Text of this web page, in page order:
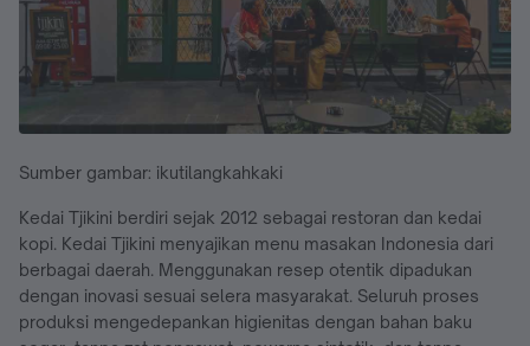
Sumber gambar: ikutilangkahkaki
Kedai Tjikini berdiri sejak 2012 sebagai restoran dan kedai
kopi. Kedai Tjikini menyajikan menu masakan Indonesia dari
berbagai daerah. Menggunakan resep otentik dipadukan
dengan inovasi sesuai selera masyarakat. Seluruh proses
produksi mengedepankan higienitas dengan bahan baku